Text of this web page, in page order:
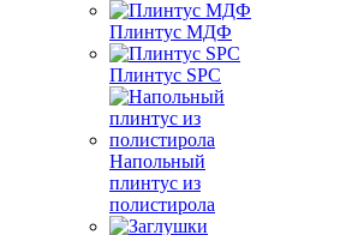
Плинтус МДФ
Плинтус SPC
Напольный
плинтус из
полистирола